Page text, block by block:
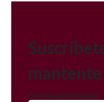
Correo electrónico